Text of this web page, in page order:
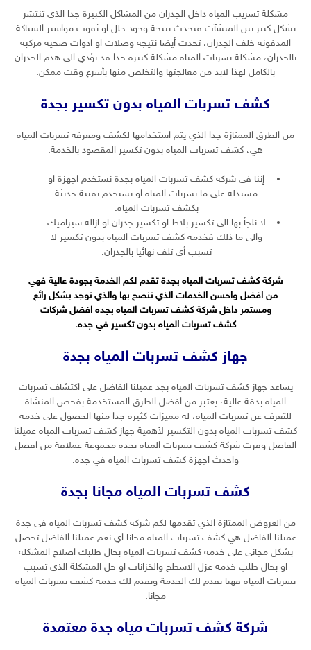
مشكلة تسريب المياه داخل الجدران من المشاكل الكبيرة جدا الذي تنتشر
بشكل كبير بين المنشآت فتحدث نتيجة وجود خلل او ثقوب مواسير السباكة
المدفونة خلف الجدران، تحدث أيضا نتيجة وصلات او ادوات صحيه مركبة
بالجدران، مشكلة تسربات المياه مشكلة كبيرة جدا قد تؤدي الى هدم الجدران
بالكامل لهذا لابد من معالجتها والتخلص منها بأسرع وقت ممكن.
كشف تسربات المياه بدون تكسير بجدة
من الطرق الممتازة جدا الذي يتم استخدامها لكشف ومعرفة تسربات المياه
هي، كشف تسربات المياه بدون تكسير المقصود بالخدمة.
إننا في شركة كشف تسربات المياه بجدة نستخدم اجهزة او
مستدله على ما تسربات المياه او نستخدم تقنية حديثة
بكشف تسربات المياه.
لا نلجأ بها الى تكسير بلاط او تكسير جدران او ازاله سيراميك
والى ما ذلك فخدمه كشف تسربات المياه بدون تكسير لا
تسبب أي تلف نهائيا بالجدران.
شركة كشف تسربات المياه بجدة تقدم لكم الخدمة بجودة عالية فهي
من افضل واحسن الخدمات الذي ننصح بها والذي توجد بشكل رائع
ومستمر داخل شركة كشف تسربات المياه بجده افضل شركات
كشف تسربات المياه بدون تكسير في جده.
جهاز كشف تسربات المياه بجدة
يساعد جهاز كشف تسربات المياه بجد عميلنا الفاضل على اكتشاف تسربات
المياه بدقة عالية، يعتبر من افضل الطرق المستخدمة بفحص المنشاة
للتعرف عن تسربات المياه، له مميزات كثيره جدا منها الحصول على خدمه
كشف تسربات المياه بدون التكسير لأهمية جهاز كشف تسربات المياه عميلنا
الفاضل وفرت شركة كشف تسربات المياه بجده مجموعة عملاقة من افضل
واحدث اجهزة كشف تسربات المياه في جده.
كشف تسربات المياه مجانا بجدة
من العروض الممتازة الذي تقدمها لكم شركه كشف تسربات المياه في جدة
عميلنا الفاضل هي كشف تسربات المياه مجانا اي نعم عميلنا الفاضل تحصل
بشكل مجاني على خدمه كشف تسربات المياه بحال طلبك اصلاح المشكلة
او بحال طلب خدمه عزل الاسطح والخزانات او حل المشكلة الذي تسبب
تسربات المياه فهنا نقدم لك الخدمة ونقدم لك خدمه كشف تسربات المياه
مجانا.
شركة كشف تسربات مياه جدة معتمدة